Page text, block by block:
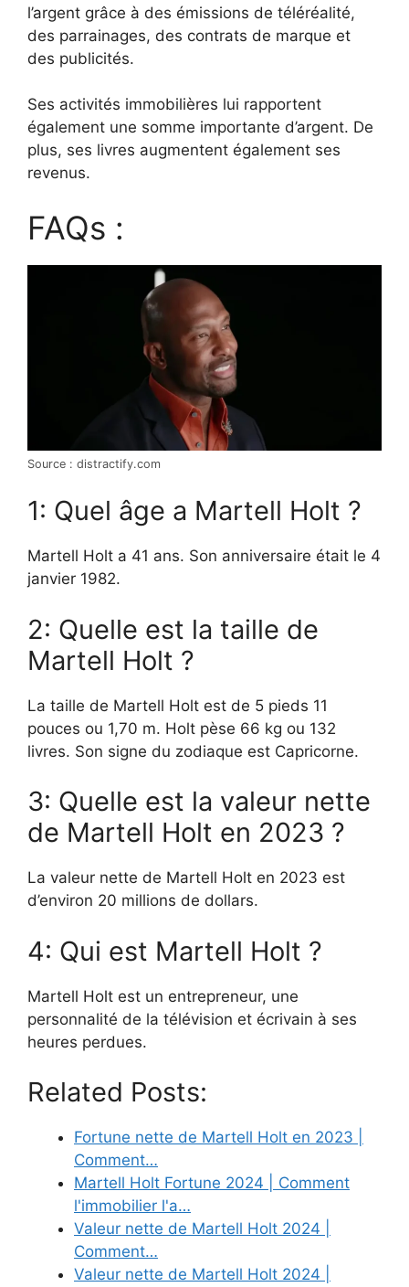
l’argent grâce à des émissions de téléréalité,
des parrainages, des contrats de marque et
des publicités.
Ses activités immobilières lui rapportent
également une somme importante d’argent. De
plus, ses livres augmentent également ses
revenus.
FAQs :
Source : distractify.com
1: Quel âge a Martell Holt ?
Martell Holt a 41 ans. Son anniversaire était le 4
janvier 1982.
2: Quelle est la taille de
Martell Holt ?
La taille de Martell Holt est de 5 pieds 11
pouces ou 1,70 m. Holt pèse 66 kg ou 132
livres. Son signe du zodiaque est Capricorne.
3: Quelle est la valeur nette
de Martell Holt en 2023 ?
La valeur nette de Martell Holt en 2023 est
d’environ 20 millions de dollars.
4: Qui est Martell Holt ?
Martell Holt est un entrepreneur, une
personnalité de la télévision et écrivain à ses
heures perdues.
Related Posts:
Fortune nette de Martell Holt en 2023 |
Comment…
Martell Holt Fortune 2024 | Comment
l'immobilier l'a…
Valeur nette de Martell Holt 2024 |
Comment…
Valeur nette de Martell Holt 2024 |